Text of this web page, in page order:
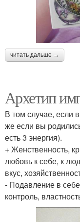
читать дальше →
Архетип
В том случае, если
же если вы
есть 3 энергия).
+ Женственность,
любовь к себе, к
вкус,
- Подавление в
контроль,